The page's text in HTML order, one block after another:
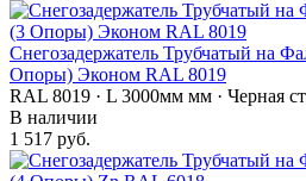
Снегозадержатель Трубчатый на
Опоры) Эконом RAL 8019
RAL 8019 · L 3000мм мм · Черная
В наличии
1 517 руб.